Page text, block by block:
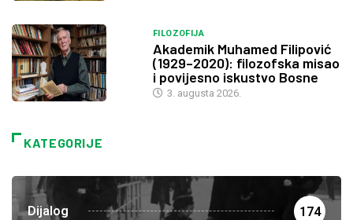
FILOZOFIJA
Akademik Muhamed Filipović
(1929–2020): filozofska misao
i povijesno iskustvo Bosne
3. augusta 2026.
KATEGORIJE
Dijalog 174